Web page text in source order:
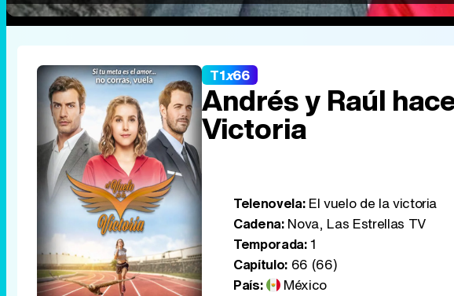
T1x66
Andrés y Raúl
Victoria
Telenovela:El vuelo de la victoria
Cadena:Nova, Las Estrellas TV
Temporada:1
Capítulo: 66 (66)
País:
México